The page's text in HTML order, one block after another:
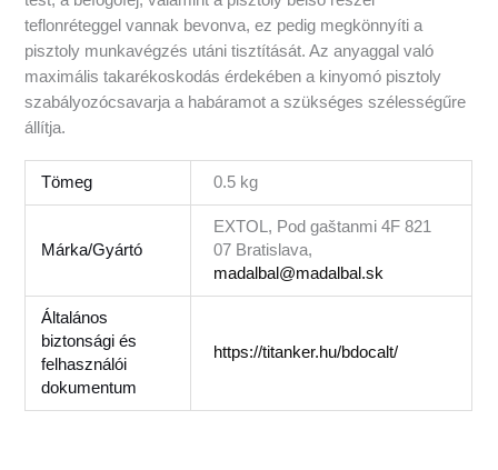
teflonréteggel vannak bevonva, ez pedig megkönnyíti a
pisztoly munkavégzés utáni tisztítását. Az anyaggal való
maximális takarékoskodás érdekében a kinyomó pisztoly
szabályozócsavarja a habáramot a szükséges szélességűre
állítja.
Tömeg 0.5 kg
Márka/Gyártó
EXTOL, Pod gaštanmi 4F 821
07 Bratislava,
madalbal@madalbal.sk
Általános
biztonsági és
felhasználói
dokumentum
https://titanker.hu/bdocalt/